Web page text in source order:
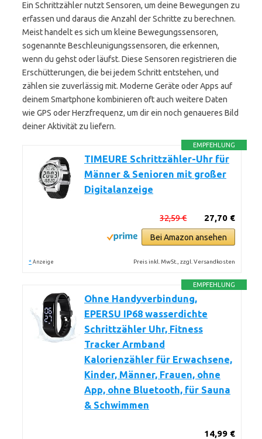
Ein Schrittzähler nutzt Sensoren, um deine Bewegungen zu
erfassen und daraus die Anzahl der Schritte zu berechnen.
Meist handelt es sich um kleine Bewegungssensoren,
sogenannte Beschleunigungssensoren, die erkennen,
wenn du gehst oder läufst. Diese Sensoren registrieren die
Erschütterungen, die bei jedem Schritt entstehen, und
zählen sie zuverlässig mit. Moderne Geräte oder Apps auf
deinem Smartphone kombinieren oft auch weitere Daten
wie GPS oder Herzfrequenz, um dir ein noch genaueres Bild
deiner Aktivität zu liefern.
EMPFEHLUNG
TIMEURE Schrittzähler-Uhr für
Männer & Senioren mit großer
Digitalanzeige
27,70 €
32,59 €
Bei Amazon ansehen
* Anzeige Preis inkl. MwSt., zzgl. Versandkosten
EMPFEHLUNG
Ohne Handyverbindung,
EPERSU IP68 wasserdichte
Schrittzähler Uhr, Fitness
Tracker Armband
Kalorienzähler für Erwachsene,
Kinder, Männer, Frauen, ohne
App, ohne Bluetooth, für Sauna
& Schwimmen
14,99 €